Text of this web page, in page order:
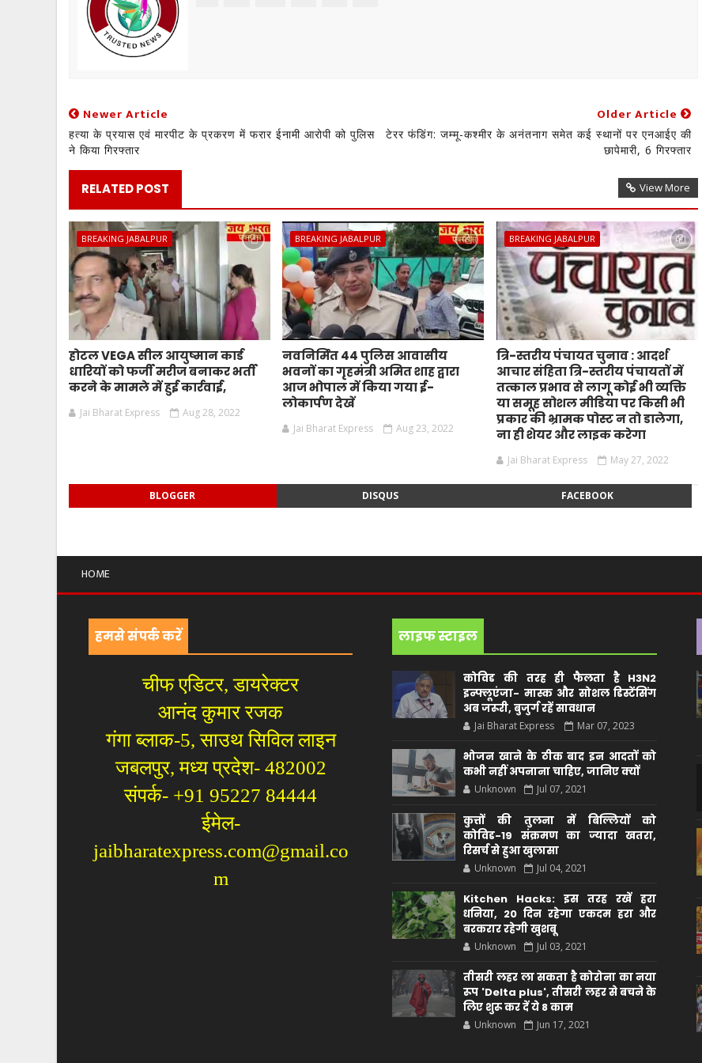
Newer Article
हत्या के प्रयास एवं मारपीट के प्रकरण में फरार ईनामी आरोपी को पुलिस
ने किया गिरफ्तार
Older Article
टेरर फंडिंग: जम्मू-कश्मीर के अनंतनाग समेत कई स्थानों पर एनआईए की
छापेमारी, 6 गिरफ्तार
RELATED POST View More
BREAKING JABALPUR
होटल VEGA सील आयुष्मान कार्ड
धारियों को फर्जी मरीज बनाकर भर्ती
करने के मामले में हुई कार्रवाई,
Jai Bharat Express Aug 28, 2022
BREAKING JABALPUR
नवनिर्मित 44 पुलिस आवासीय
भवनों का गृहमंत्री अमित शाह द्वारा
आज भोपाल में किया गया ई-
लोकार्पण देखें
Jai Bharat Express Aug 23, 2022
BREAKING JABALPUR
त्रि-स्तरीय पंचायत चुनाव : आदर्श
आचार संहिता त्रि-स्तरीय पंचायतों में
तत्काल प्रभाव से लागू कोई भी व्यक्ति
या समूह सोशल मीडिया पर किसी भी
प्रकार की भ्रामक पोस्ट न तो डालेगा,
ना ही शेयर और लाइक करेगा
Jai Bharat Express May 27, 2022
BLOGGER DISQUS FACEBOOK
HOME
हमसे संपर्क करें
चीफ एडिटर, डायरेक्टर
आनंद कुमार रजक
गंगा ब्लाक-5, साउथ सिविल लाइन
जबलपुर, मध्य प्रदेश- 482002
संपर्क- +91 95227 84444
ईमेल-
jaibharatexpress.com@gmail.co
m
लाइफ स्टाइल
कोविड की तरह ही फैलता है H3N2
इन्फ्लूएंजा- मास्क और सोशल डिस्टेंसिंग
अब जरूरी, बुजुर्ग रहें सावधान
Jai Bharat Express Mar 07, 2023
भोजन खाने के ठीक बाद इन आदतों को
कभी नहीं अपनाना चाहिए, जानिए क्यों
Unknown Jul 07, 2021
कुत्तों की तुलना में बिल्लियों को
कोविड-19 संक्रमण का ज्यादा खतरा,
रिसर्च से हुआ खुलासा
Unknown Jul 04, 2021
Kitchen Hacks: इस तरह रखें हरा
धनिया, 20 दिन रहेगा एकदम हरा और
बरकरार रहेगी खुशबू
Unknown Jul 03, 2021
तीसरी लहर ला सकता है कोरोना का नया
रूप 'Delta plus', तीसरी लहर से बचने के
लिए शुरू कर दें ये 8 काम
Unknown Jun 17, 2021